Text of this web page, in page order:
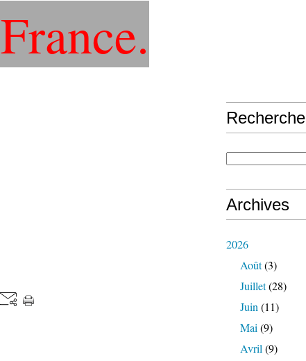
France.
Recherche
Archives
2026
Août(3)
Juillet(28)
Juin (11)
Mai (9)
Avril (9)